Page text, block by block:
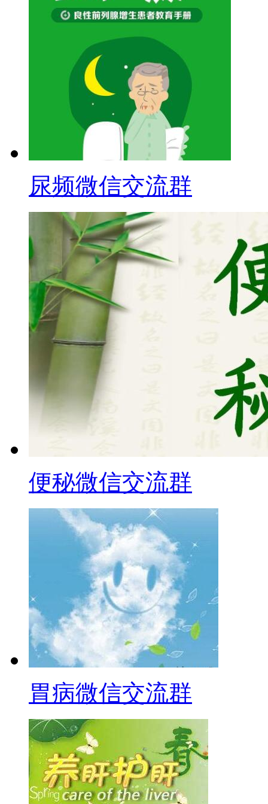
尿频微信交流群
便秘微信交流群
胃病微信交流群